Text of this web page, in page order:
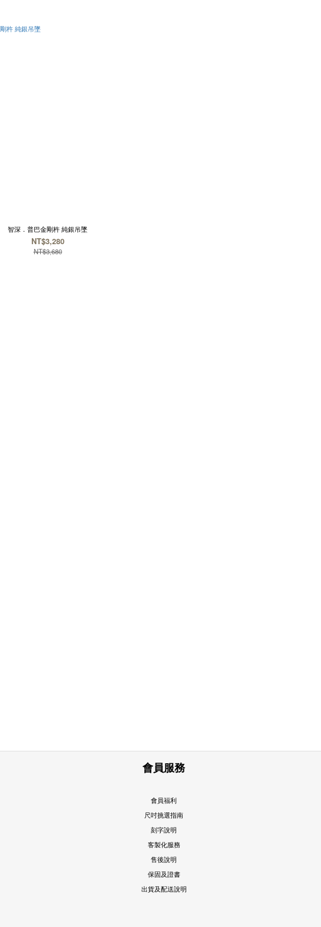
智深．普巴金剛杵 純銀吊墜
NT$3,280
NT$3,680
會員服務
會員福利
尺吋挑選指南
刻字說明
客製化服務
售後說明
保固及證書
出貨及配送說明